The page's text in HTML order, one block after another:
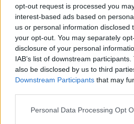
opt-out request is processed you
interest-based ads based on
us or personal information disclosed
your opt-out. You may separately
disclosure of your personal
IAB’s list of downstream
also be disclosed by us to third
Downstream Participants that may
Personal Data Processing Opt